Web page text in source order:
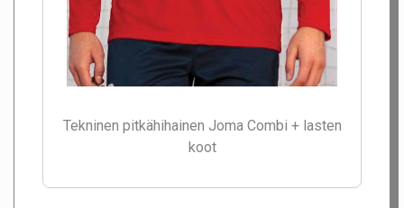
Tekninen pitkähihainen Joma Combi + lasten
koot